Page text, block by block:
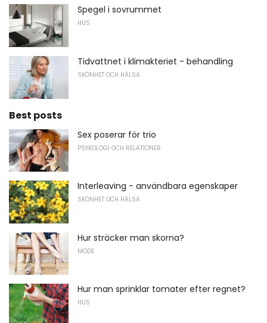
Spegel i sovrummet
HUS
Tidvattnet i klimakteriet - behandling
SKÖNHET OCH HÄLSA
Best posts
Sex poserar för trio
PSYKOLOGI OCH RELATIONER
Interleaving - användbara egenskaper
SKÖNHET OCH HÄLSA
Hur sträcker man skorna?
MODE
Hur man sprinklar tomater efter regnet?
HUS